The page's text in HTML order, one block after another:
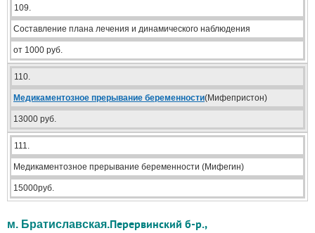
109.
Составление плана лечения и динамического наблюдения
от 1000 руб.
110.
Медикаментозное прерывание беременности(Мифепристон)
13000 руб.
111.
Медикаментозное прерывание беременности (Мифегин)
15000руб.
м. Братиславская.Перервинский б-р.,